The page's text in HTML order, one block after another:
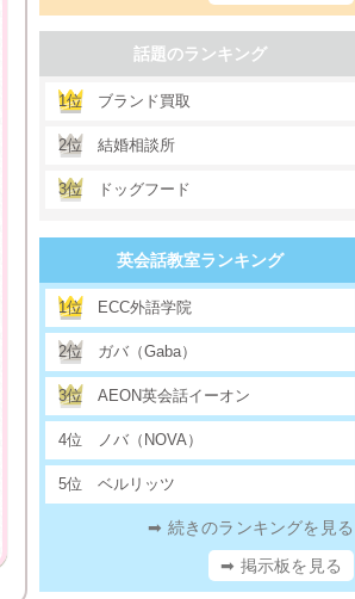
話題のランキング
1位 ブランド買取
2位 結婚相談所
3位 ドッグフード
英会話教室ランキング
1位 ECC外語学院
2位 ガバ（Gaba）
3位 AEON英会話イーオン
4位 ノバ（NOVA）
5位 ベルリッツ
➡ 続きのランキングを見る
➡ 掲示板を見る